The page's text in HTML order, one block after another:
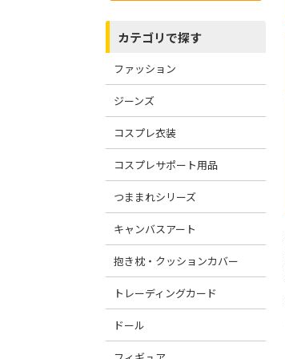
カテゴリで探す
ファッション
ジーンズ
コスプレ衣装
コスプレサポート用品
つままれシリーズ
キャンバスアート
抱き枕・クッションカバー
トレーディングカード
ドール